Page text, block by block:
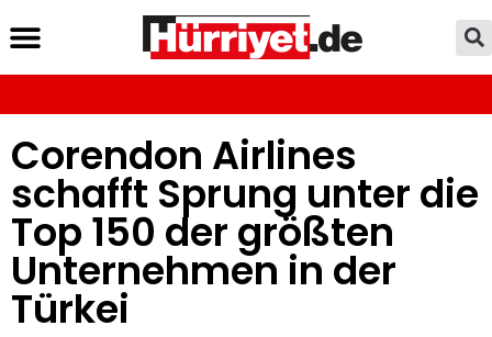
Corendon Airlines
schafft Sprung unter die
Top 150 der größten
Unternehmen in der
Türkei